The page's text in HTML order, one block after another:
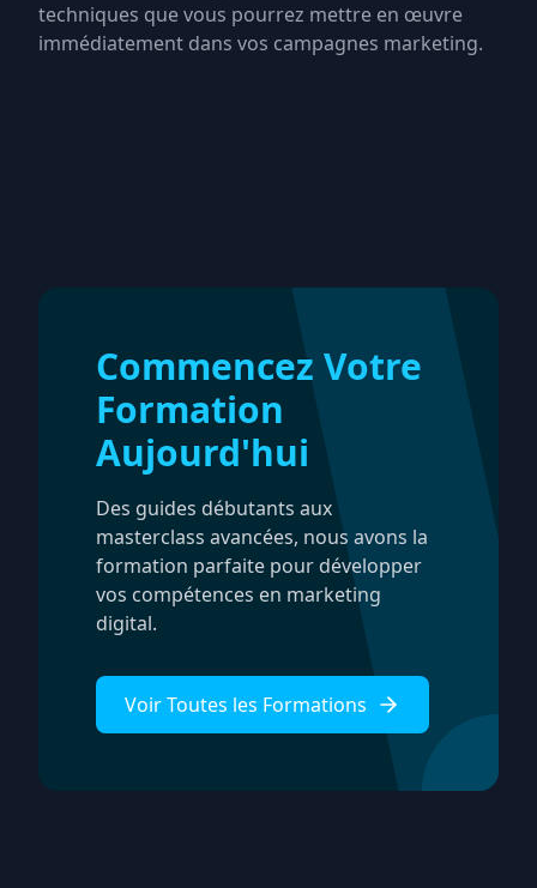
techniques que vous pourrez mettre en œuvre
immédiatement dans vos campagnes marketing.
Commencez Votre
Formation
Aujourd'hui
Des guides débutants aux
masterclass avancées, nous avons la
formation parfaite pour développer
vos compétences en marketing
digital.
Voir Toutes les Formations